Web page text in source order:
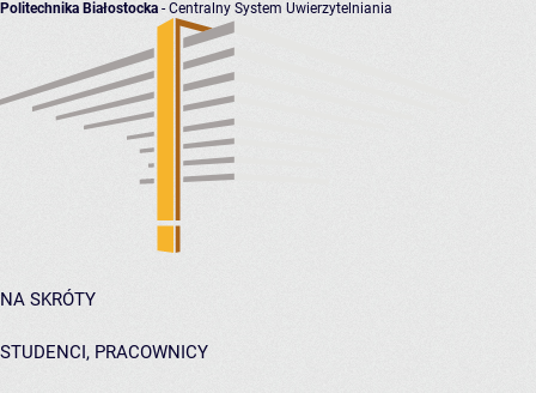
Politechnika Białostocka - Centralny System Uwierzytelniania
NA SKRÓTY
STUDENCI, PRACOWNICY